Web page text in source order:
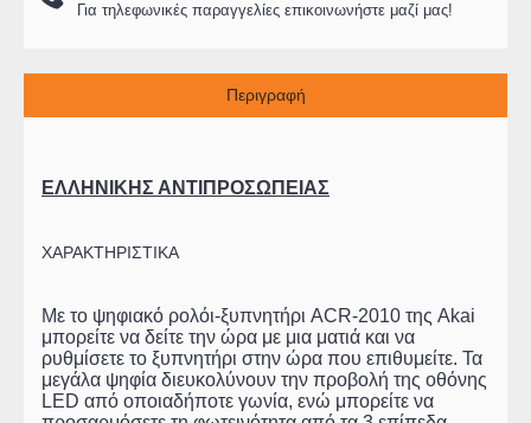
Για τηλεφωνικές παραγγελίες επικοινωνήστε μαζί μας!
Περιγραφή
ΕΛΛΗΝΙΚΗΣ ΑΝΤΙΠΡΟΣΩΠΕΙΑΣ
ΧΑΡΑΚΤΗΡΙΣΤΙΚΑ
Με το ψηφιακό ρολόι-ξυπνητήρι ACR-2010 της Akai
μπορείτε να δείτε την ώρα με μια ματιά και να
ρυθμίσετε το ξυπνητήρι στην ώρα που επιθυμείτε. Τα
μεγάλα ψηφία διευκολύνουν την προβολή της οθόνης
LED από οποιαδήποτε γωνία, ενώ μπορείτε να